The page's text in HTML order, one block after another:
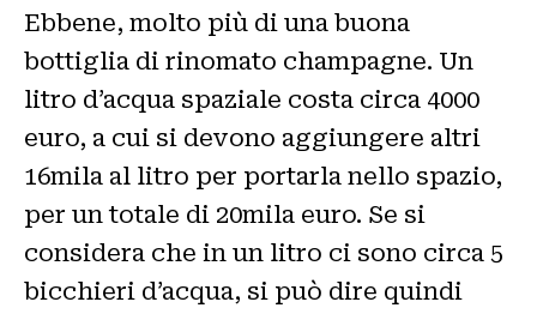
Ebbene, molto più di una buona
bottiglia di rinomato champagne. Un
litro d’acqua spaziale costa circa 4000
euro, a cui si devono aggiungere altri
16mila al litro per portarla nello spazio,
per un totale di 20mila euro. Se si
considera che in un litro ci sono circa 5
bicchieri d’acqua, si può dire quindi